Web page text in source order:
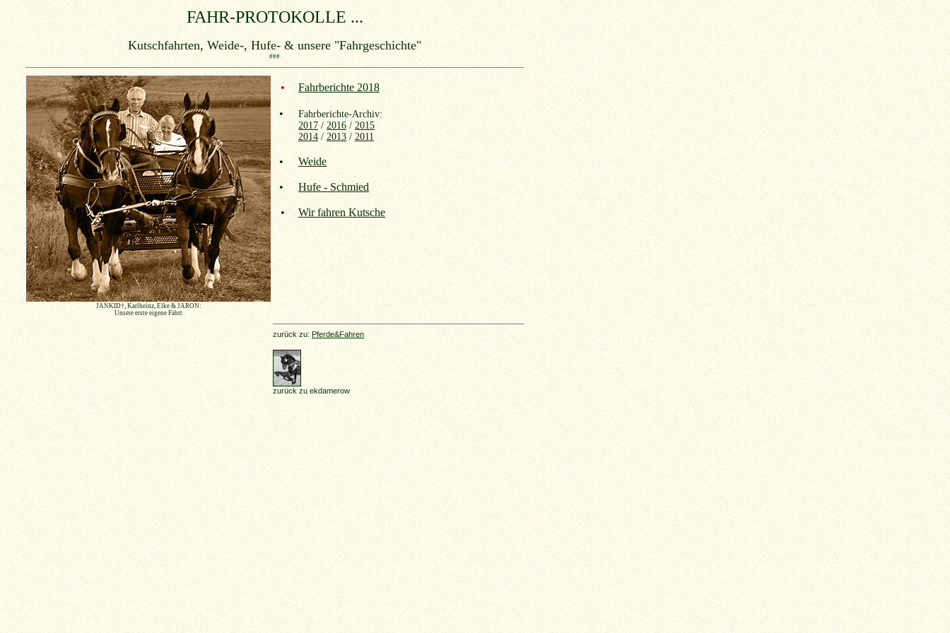
FAHR-PROTOKOLLE ...
Kutschfahrten, Weide-, Hufe- & unsere "Fahrgeschichte"
###
JANKID†,Karlheinz, Elke & JARON:
Unsere erste eigene Fahrt
• Fahrberichte 2018
•
Fahrberichte-Archiv:
2017 / 2016 / 2015
2014/ 2013 / 2011
• Weide
• Hufe - Schmied
• Wir fahren Kutsche
zurück zu: Pferde&Fahren
zurück zu ekdamerow